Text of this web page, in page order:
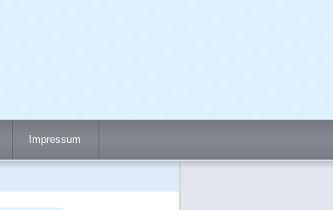
Impressum